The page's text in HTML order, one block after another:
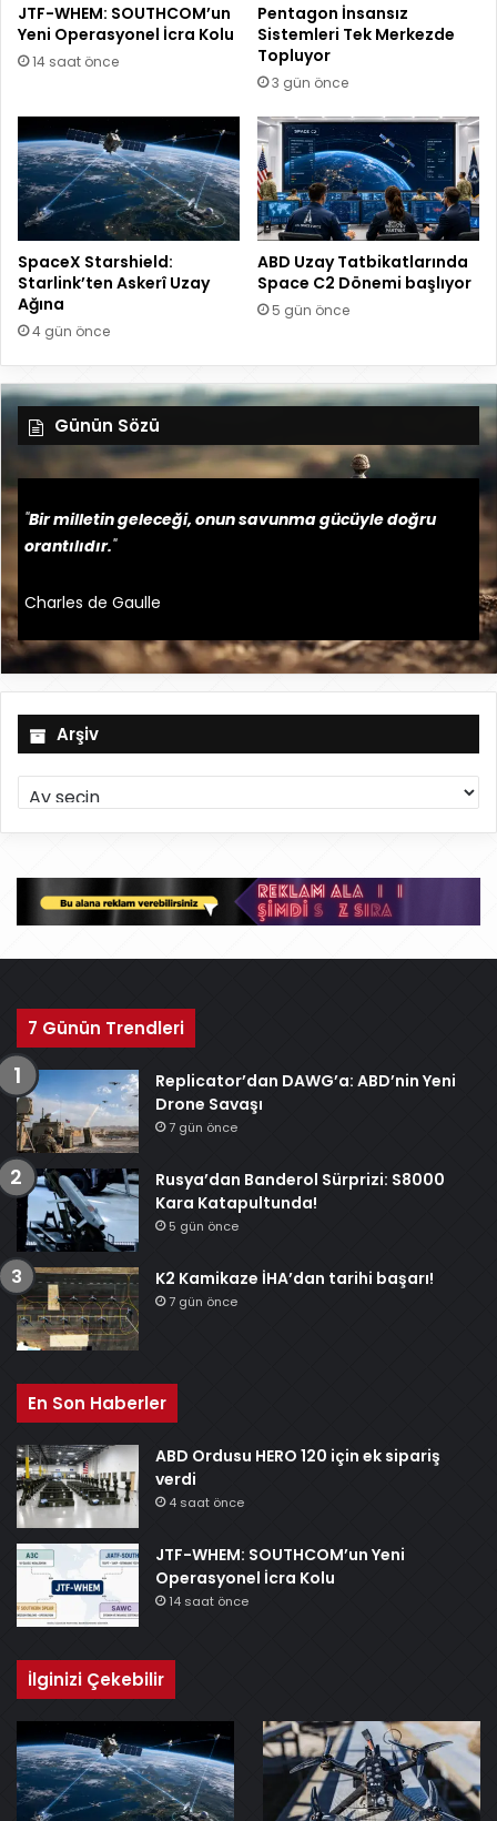
JTF-WHEM: SOUTHCOM’un
Yeni Operasyonel İcra Kolu
14 saat önce
Pentagon İnsansız
Sistemleri Tek Merkezde
Topluyor
3 gün önce
SpaceX Starshield:
Starlink’ten Askerî Uzay
Ağına
4 gün önce
ABD Uzay Tatbikatlarında
Space C2 Dönemi başlıyor
5 gün önce
Günün Sözü
"Bir milletin geleceği, onun savunma gücüyle doğru
orantılıdır."
Charles de Gaulle
Arşiv
r
ş
v
7 Günün Trendleri
Replicator’dan DAWG’a: ABD’nin Yeni
Drone Savaşı
7 gün önce
Rusya’dan Banderol Sürprizi: S8000
Kara Katapultunda!
5 gün önce
K2 Kamikaze İHA’dan tarihi başarı!
7 gün önce
En Son Haberler
ABD Ordusu HERO 120 için ek sipariş
verdi
4 saat önce
JTF-WHEM: SOUTHCOM’un Yeni
Operasyonel İcra Kolu
14 saat önce
İlginizi Çekebilir